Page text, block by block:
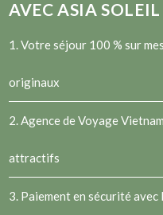
AVEC ASIA
1. Votre séjour 100 % sur
originaux
2.Agence de Voyage Vietnam
attractifs
3. Paiement en sécurité